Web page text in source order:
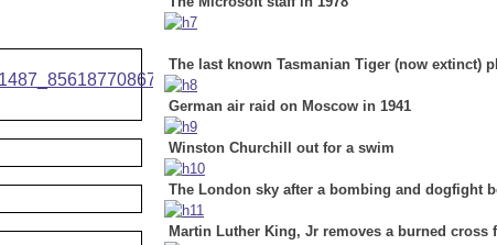
The last known Tasmanian Tiger (now extinct)
German air raid on Moscow in 1941
Winston Churchill out for a swim
The London sky after a bombing and dogfight
Martin Luther King, Jr removes a burned